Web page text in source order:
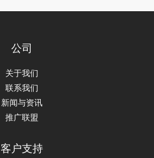
公司
关于我们
联系我们
新闻与资讯
推广联盟
客户支持